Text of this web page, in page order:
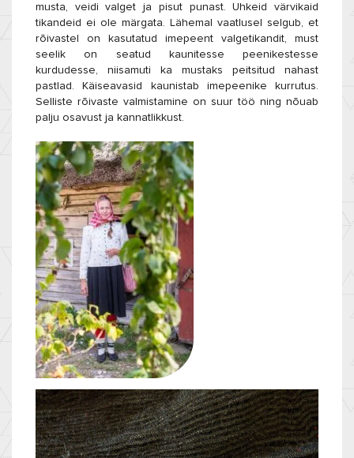
musta, veidi valget ja pisut punast. Uhkeid värvikaid
tikandeid ei ole märgata. Lähemal vaatlusel selgub, et
rõivastel on kasutatud imepeent valgetikandit, must
seelik on seatud kaunitesse peenikestesse
kurdudesse, niisamuti ka mustaks peitsitud nahast
pastlad. Käiseavasid kaunistab imepeenike kurrutus.
Selliste rõivaste valmistamine on suur töö ning nõuab
palju osavust ja kannatlikkust.